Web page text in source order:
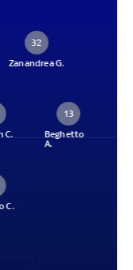
32
Zanandrea G.
C.
13
Beghetto
A.
C.